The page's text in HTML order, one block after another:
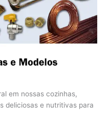
em nossas cozinhas,
deliciosas e nutritivas para